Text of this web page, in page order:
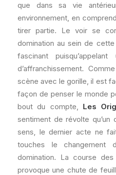
que dans sa vie
environnement, en
tirer partie. Le voir se
domination au sein de
fascinant
d’affranchissement.
scène avec le gorille, il est
façon de penser le monde
bout du compte, Les
sentiment de révolte qu’un
sens, le dernier acte ne
touches le changement
domination. La course
provoque une chute de